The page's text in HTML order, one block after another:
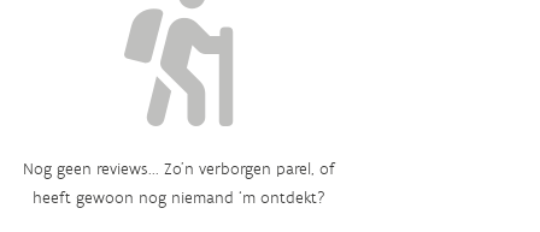
Nog geen reviews... Zo’n verborgen parel, of
heeft gewoon nog niemand ‘m ontdekt?